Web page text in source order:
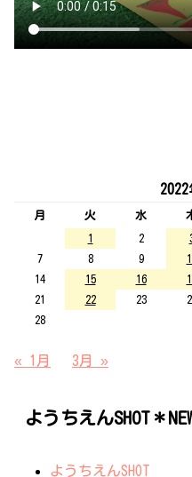
月 火 水
1
2
7
8 9
14
15 16
21
22 23
28
« 1月 3月 »
ようちえんSHOT＊
ようちえんSHOT